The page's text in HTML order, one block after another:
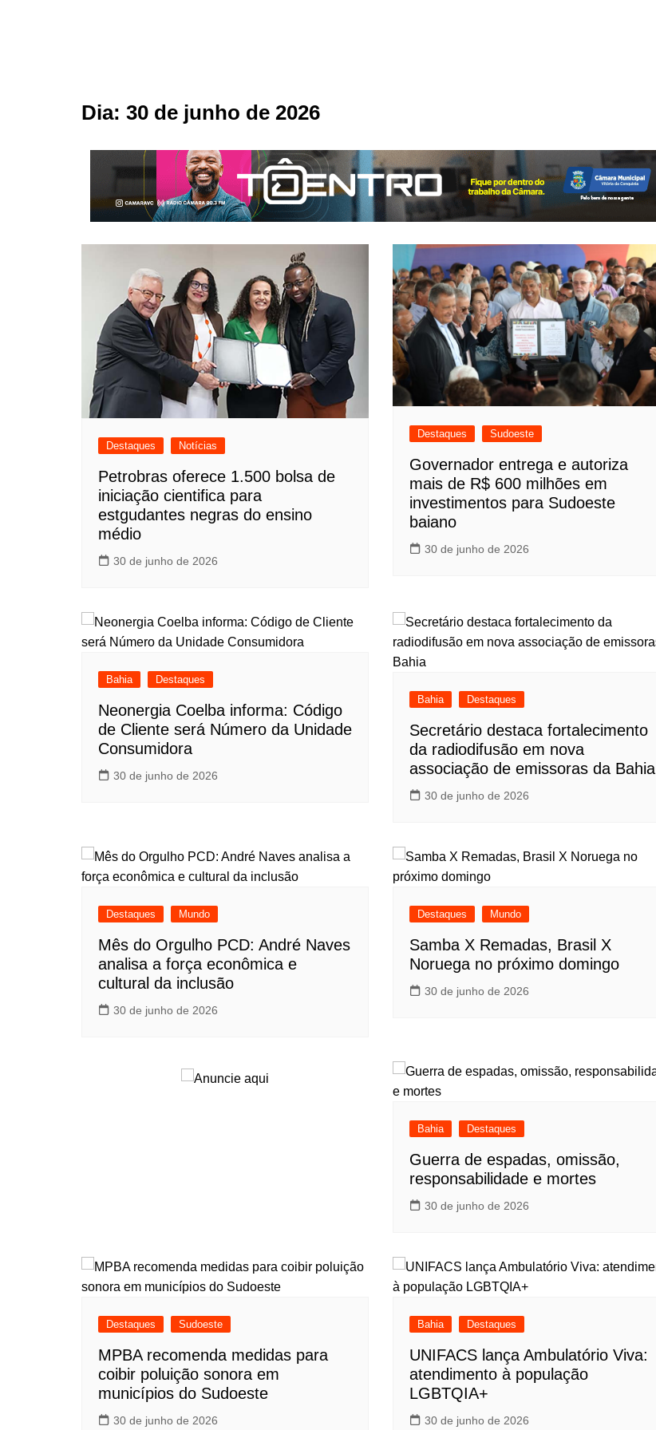
Dia: 30 de junho de 2026
Destaques Notícias
Petrobras oferece 1.500 bolsa de
iniciação cientifica para
estgudantes negras do ensino
médio
30 de junho de 2026
Destaques Sudoeste
Governador entrega e autoriza
mais de R$ 600 milhões em
investimentos para Sudoeste
baiano
30 de junho de 2026
Bahia Destaques
Neonergia Coelba informa: Código
de Cliente será Número da Unidade
Consumidora
30 de junho de 2026
Bahia Destaques
Secretário destaca fortalecimento
da radiodifusão em nova
associação de emissoras da Bahia
30 de junho de 2026
Destaques Mundo
Mês do Orgulho PCD: André Naves
analisa a força econômica e
cultural da inclusão
30 de junho de 2026
Destaques Mundo
Samba X Remadas, Brasil X
Noruega no próximo domingo
30 de junho de 2026
Bahia Destaques
Guerra de espadas, omissão,
responsabilidade e mortes
30 de junho de 2026
Destaques Sudoeste
MPBA recomenda medidas para
coibir poluição sonora em
municípios do Sudoeste
30 de junho de 2026
Bahia Destaques
UNIFACS lança Ambulatório Viva:
atendimento à população
LGBTQIA+
30 de junho de 2026